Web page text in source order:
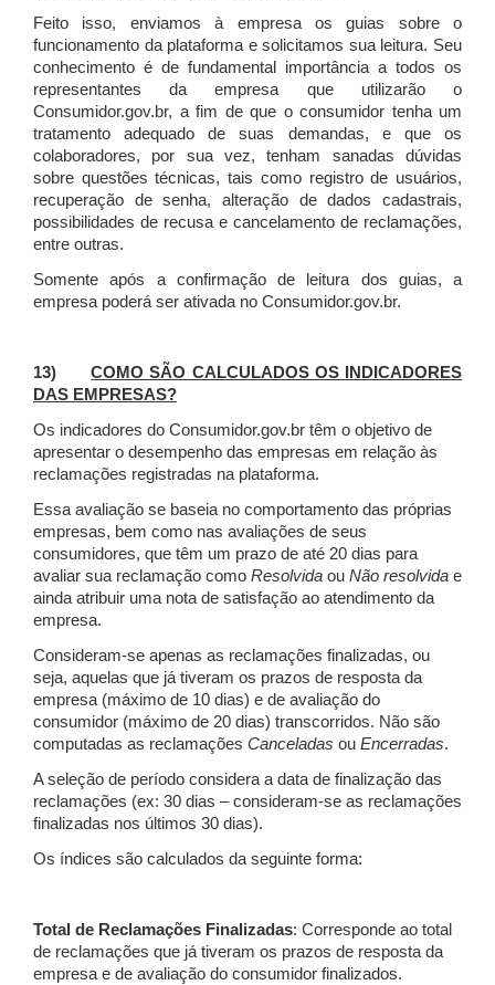
Feito isso, enviamos à empresa os guias sobre o
funcionamento da plataforma e solicitamos sua leitura. Seu
conhecimento é de fundamental importância a todos os
representantes da empresa que utilizarão o
Consumidor.gov.br, a fim de que o consumidor tenha um
tratamento adequado de suas demandas, e que os
colaboradores, por sua vez, tenham sanadas dúvidas
sobre questões técnicas, tais como registro de usuários,
recuperação de senha, alteração de dados cadastrais,
possibilidades de recusa e cancelamento de reclamações,
entre outras.
Somente após a confirmação de leitura dos guias, a
empresa poderá ser ativada no Consumidor.gov.br.
13)COMO SÃO CALCULADOS OS INDICADORES
DAS EMPRESAS?
Os indicadores do Consumidor.gov.br têm o objetivo de
apresentar o desempenho das empresas em relação às
reclamações registradas na plataforma.
Essa avaliação se baseia no comportamento das próprias
empresas, bem como nas avaliações de seus
consumidores, que têm um prazo de até 20 dias para
avaliar sua reclamação como Resolvida ou Não resolvida e
ainda atribuir uma nota de satisfação ao atendimento da
empresa.
Consideram-se apenas as reclamações finalizadas, ou
seja, aquelas que já tiveram os prazos de resposta da
empresa (máximo de 10 dias) e de avaliação do
consumidor (máximo de 20 dias) transcorridos. Não são
computadas as reclamações Canceladas ou Encerradas.
A seleção de período considera a data de finalização das
reclamações (ex: 30 dias – consideram-se as reclamações
finalizadas nos últimos 30 dias).
Os índices são calculados da seguinte forma:
Total de Reclamações Finalizadas: Corresponde ao total
de reclamações que já tiveram os prazos de resposta da
empresa e de avaliação do consumidor finalizados.